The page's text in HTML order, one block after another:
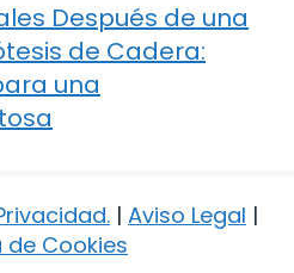
Después de una
de Cadera:
una
. | Aviso Legal |
de Cookies